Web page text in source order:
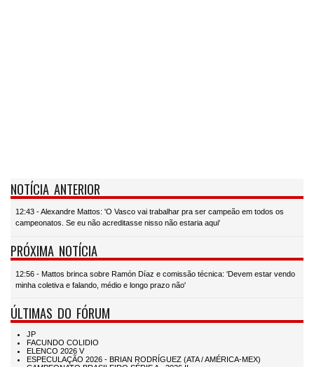
NOTÍCIA ANTERIOR
12:43 - Alexandre Mattos: 'O Vasco vai trabalhar pra ser campeão em todos os
campeonatos. Se eu não acreditasse nisso não estaria aqui'
PRÓXIMA NOTÍCIA
12:56 - Mattos brinca sobre Ramón Díaz e comissão técnica: 'Devem estar vendo
minha coletiva e falando, médio e longo prazo não'
ÚLTIMAS DO FÓRUM